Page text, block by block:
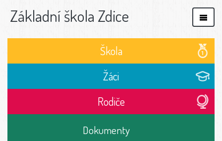
Základní škola Zdice
Škola
Žáci
Rodiče
Dokumenty